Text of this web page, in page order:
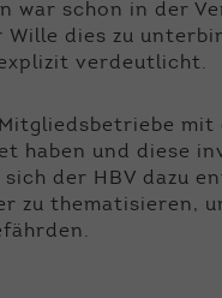
war schon in der
dies zu
verdeutlicht.
Mitgliedsbetriebe
haben und diese
der HBV dazu
zu thematisieren,